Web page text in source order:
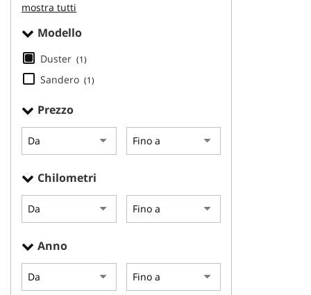
mostra tutti
Modello
Duster (1)
Sandero (1)
Prezzo
Chilometri
Anno
strumenti
tracciamento
si
rimanda
alla
policy.
rivedere
le
scelte
in
momento.